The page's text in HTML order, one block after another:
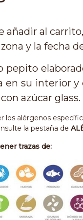
añadir al
y la fecha
pepito
en su interior y
azúcar glass.
los alérgenos
la pestaña de
trazas de: